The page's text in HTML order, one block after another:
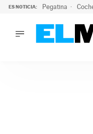
ES NOTICIA: Pegatina